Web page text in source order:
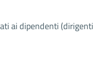
ai dipendenti (dirigenti